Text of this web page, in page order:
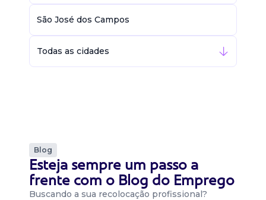
São José dos Campos
Todas as cidades
Blog
Esteja sempre um passo a
frente com o Blog do Emprego
Buscando a sua recolocação profissional?